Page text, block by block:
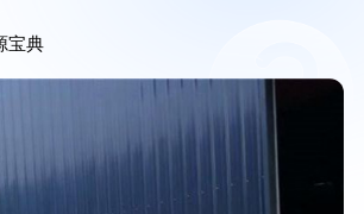
宝典